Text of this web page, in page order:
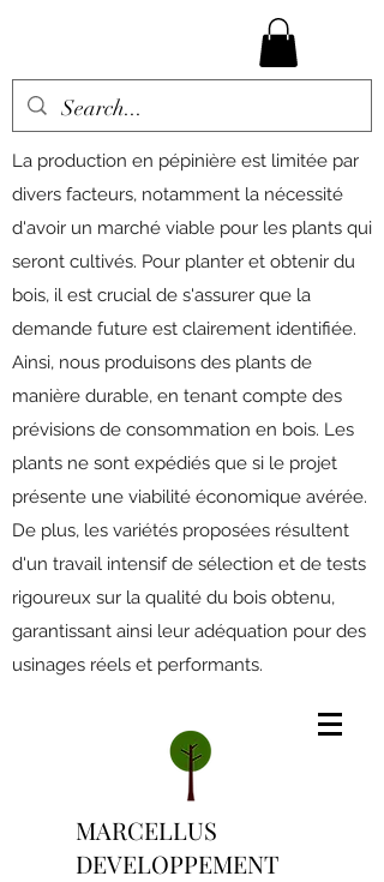
La production en pépinière est limitée par
divers facteurs, notamment la nécessité
d'avoir un marché viable pour les plants qui
seront cultivés. Pour planter et obtenir du
bois, il est crucial de s'assurer que la
demande future est clairement identifiée.
Ainsi, nous produisons des plants de
manière durable, en tenant compte des
prévisions de consommation en bois. Les
plants ne sont expédiés que si le projet
présente une viabilité économique avérée.
De plus, les variétés proposées résultent
d'un travail intensif de sélection et de tests
rigoureux sur la qualité du bois obtenu,
garantissant ainsi leur adéquation pour des
usinages réels et performants.
MARCELLUS
DEVELOPPEMENT